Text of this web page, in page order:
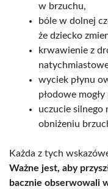
w brzuchu,
bóle w dolnej
że dziecko
krwawienie z
wyciek płynu
płodowe mogły
uczucie silnego
obniżeniu
Każda z tych
Ważne jest, aby
bacznie obserwowali